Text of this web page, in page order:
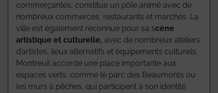
commerçantes, constitue un pôle animé avec de
nombreux commerces, restaurants et marchés. La
ville est également reconnue pour sa scène
artistique et culturelle, avec de nombreux ateliers
d’artistes, lieux alternatifs et équipements culturels.
Montreuil accorde une place importante aux
espaces verts, comme le parc des Beaumonts ou
les murs à pêches, qui participent à son identité